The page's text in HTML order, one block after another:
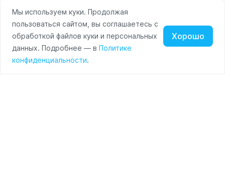
Наушники
Умные
Акции
О магазине
Оплата
Нажимая на кнопку «Подписаться» вы соглашаетесь с
условиями пользования и политикой конфиденциальности
сайта
Ваш город —Москва
Московская область
Изменить
Мы используем куки. Продолжая
пользоваться сайтом, вы соглашаетесь с
обработкой файлов куки и персональных
данных. Подробнее — в Политике
конфиденциальности.
Хорошо